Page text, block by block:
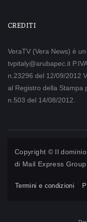
CREDITI
VeraTV (Vera News) è
tvpitaly@arubapec.it
n.23296 del 12/09/2012
al Registro della Stampa
n.503 del 14/08/2012.
Copyright © Il
di Mail Express
Termini e condizioni